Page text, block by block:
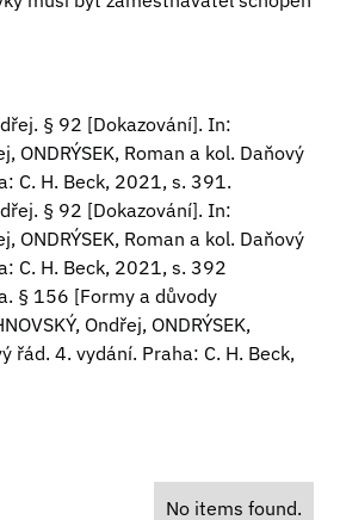
§ 92 [Dokazování]. In:
ONDRÝSEK, Roman a kol. Daňový
C. H. Beck, 2021, s. 391.
§ 92 [Dokazování]. In:
ONDRÝSEK, Roman a kol. Daňový
C. H. Beck, 2021, s. 392
§ 156 [Formy a důvody
Ondřej, ONDRÝSEK,
řád. 4. vydání. Praha: C. H. Beck,
No items found.